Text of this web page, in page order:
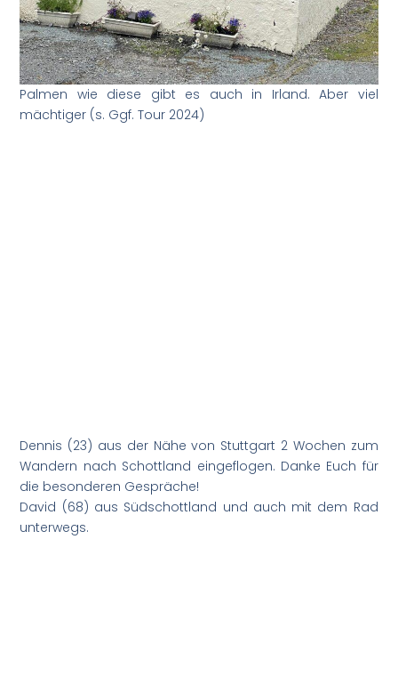
Palmen wie diese gibt es auch in Irland. Aber viel
mächtiger (s. Ggf. Tour 2024)
Dennis (23) aus der Nähe von Stuttgart 2 Wochen zum
Wandern nach Schottland eingeflogen. Danke Euch für
die besonderen Gespräche!
David (68) aus Südschottland und auch mit dem Rad
unterwegs.